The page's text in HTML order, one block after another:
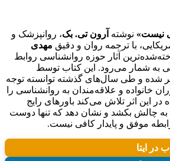
نیست» نوشته آرون تی. بک، روانپزشک و
با ترجمه روان و دقیق مهدی
آثار حوزه روانشناسی روابط
به شمار می‌رود. این کتاب توسط
شده و طی سال‌های گذشته توانسته توجه
خانواده و علاقه‌مندان به روانشناسی را
در این اثر تلاش می‌کند باورهای رایج
به چالش بکشد و نشان دهد که تنها دوست
موفق و پایدار کافی نیست.
در ایتا